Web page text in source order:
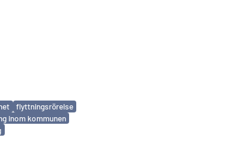
flyttningsrörelse
inom kommunen